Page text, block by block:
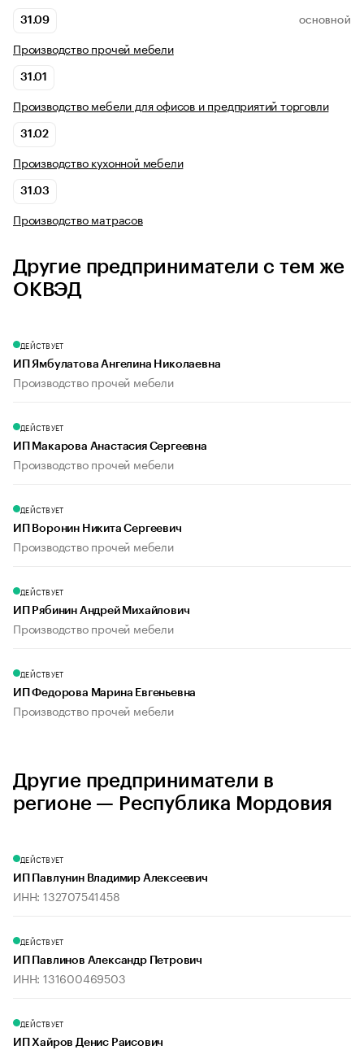
31.09 ОСНОВНОЙ
Производство прочей мебели
31.01
Производство мебели для офисов и предприятий торговли
31.02
Производство кухонной мебели
31.03
Производство матрасов
Другие предприниматели с тем же
ОКВЭД
ДЕЙСТВУЕТ
ИП Ямбулатова Ангелина Николаевна
Производство прочей мебели
ДЕЙСТВУЕТ
ИП Макарова Анастасия Сергеевна
Производство прочей мебели
ДЕЙСТВУЕТ
ИП Воронин Никита Сергеевич
Производство прочей мебели
ДЕЙСТВУЕТ
ИП Рябинин Андрей Михайлович
Производство прочей мебели
ДЕЙСТВУЕТ
ИП Федорова Марина Евгеньевна
Производство прочей мебели
Другие предприниматели в
регионе — Республика Мордовия
ДЕЙСТВУЕТ
ИП Павлунин Владимир Алексеевич
ИНН: 132707541458
ДЕЙСТВУЕТ
ИП Павлинов Александр Петрович
ИНН: 131600469503
ДЕЙСТВУЕТ
ИП Хайров Денис Раисович